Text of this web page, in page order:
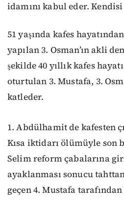
idamını kabul eder.
51 yaşında kafes
yapılan 3. Osman’ın akli
şekilde 40 yıllık kafes
oturtulan 3. Mustafa, 3.
katleder.
1. Abdülhamit de kafesten
Kısa iktidarı ölümüyle son
Selim reform çabalarına
ayaklanması sonucu
geçen 4. Mustafa